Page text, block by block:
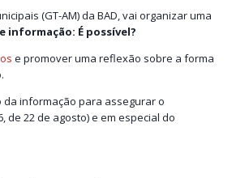
(GT-AM) da BAD, vai organizar uma
informação: É possível?
e promover uma reflexão sobre a forma
informação para assegurar o
de 22 de agosto) e em especial do